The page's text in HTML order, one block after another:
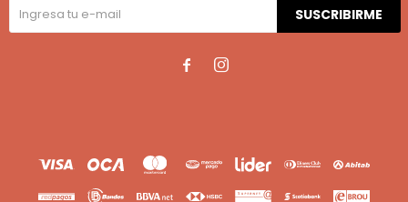
SUSCRIBIRME
 